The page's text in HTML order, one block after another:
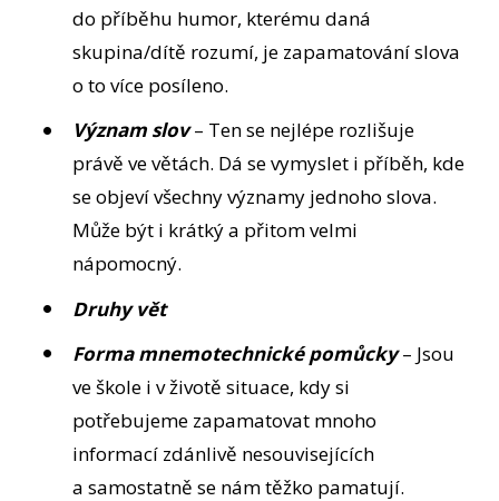
do příběhu humor, kterému daná
skupina/dítě rozumí, je zapamatování slova
o to více posíleno.
Význam slov– Ten se nejlépe rozlišuje
právě ve větách. Dá se vymyslet i příběh, kde
se objeví všechny významy jednoho slova.
Může být i krátký a přitom velmi
nápomocný.
Druhy vět
Forma mnemotechnické pomůcky– Jsou
ve škole i v životě situace, kdy si
potřebujeme zapamatovat mnoho
informací zdánlivě nesouvisejících
a samostatně se nám těžko pamatují.